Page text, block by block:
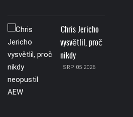
Chris Jericho
vysvětlil, proč
nikdy
SRP 05 2026